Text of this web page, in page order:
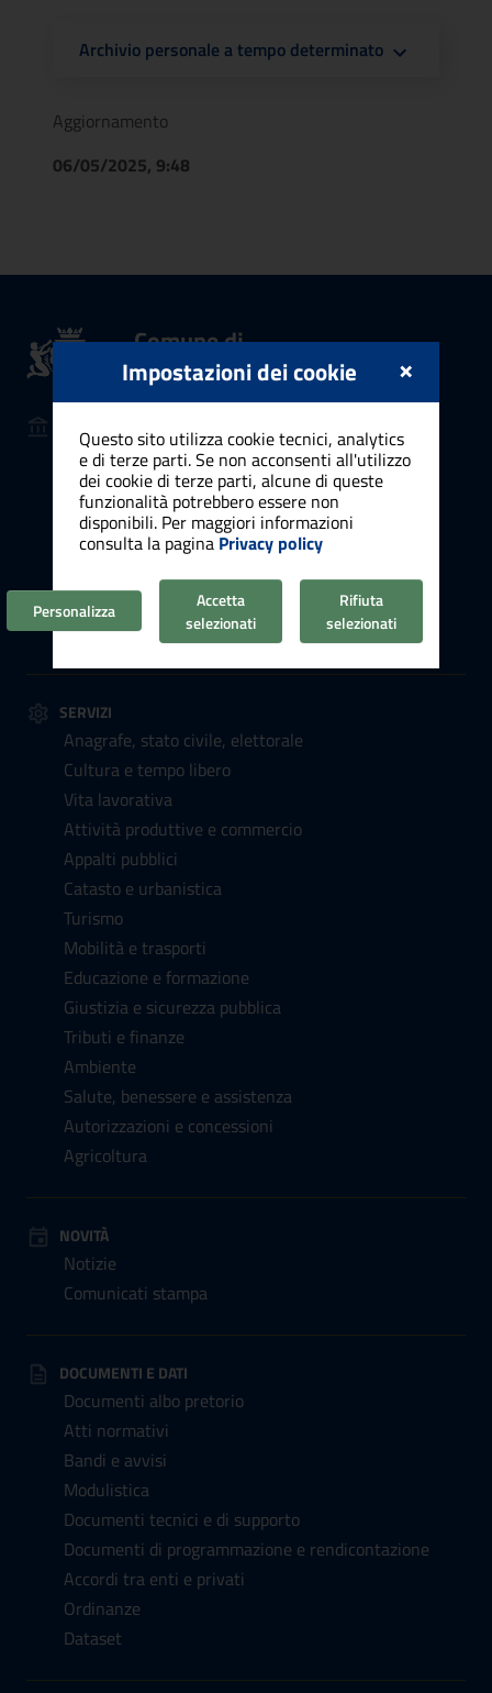
Archivio personale a tempo determinato
Aggiornamento
06/05/2025, 9:48
Comune di
Cagliari
Organi di governo
Aree amministrative
Uffici
Enti e fondazioni
Personale amministrativo
Luoghi
SERVIZI
Anagrafe, stato civile, elettorale
Cultura e tempo libero
Vita lavorativa
Attività produttive e commercio
Appalti pubblici
Catasto e urbanistica
Turismo
Mobilità e trasporti
Educazione e formazione
Giustizia e sicurezza pubblica
Tributi e finanze
Ambiente
Salute, benessere e assistenza
Autorizzazioni e concessioni
Agricoltura
NOVITÀ
Notizie
Comunicati stampa
DOCUMENTI E DATI
Documenti albo pretorio
Atti normativi
Bandi e avvisi
Modulistica
Documenti tecnici e di supporto
Documenti di programmazione e rendicontazione
Accordi tra enti e privati
Ordinanze
Dataset
×
Impostazioni dei cookie
Questo sito utilizza cookie tecnici, analytics
e di terze parti. Se non acconsenti all'utilizzo
dei cookie di terze parti, alcune di queste
funzionalità potrebbero essere non
disponibili. Per maggiori informazioni
consulta la pagina Privacy policy
Personalizza
Accetta
selezionati
Rifiuta
selezionati